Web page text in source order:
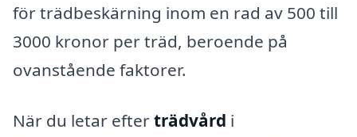
för trädbeskärning inom en rad av 500 till
3000 kronor per träd, beroende på
ovanstående faktorer.
När du letar efterträdvård i